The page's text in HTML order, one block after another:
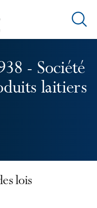
Ouvrir
- Société
laitiers
lois